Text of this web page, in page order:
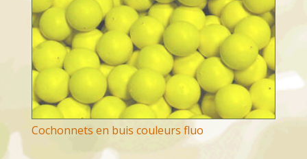
Cochonnets en buis couleurs fluo